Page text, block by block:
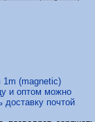
1m (magnetic)
и оптом можно
доставку почтой